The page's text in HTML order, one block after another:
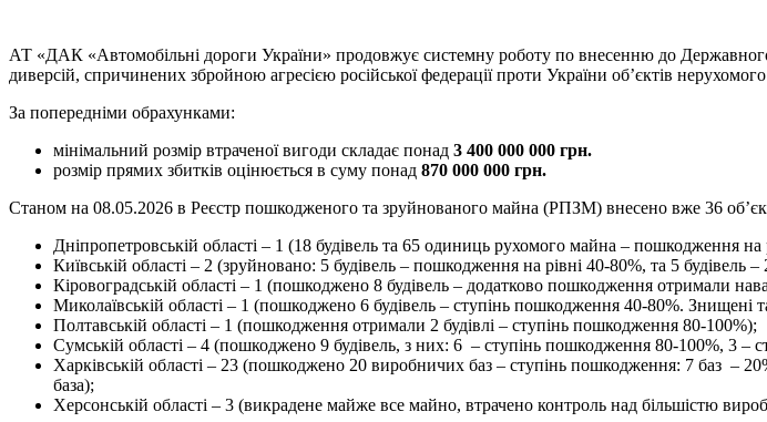
АТ «ДАК «Автомобільні дороги України» продовжує системну роботу по внесенню до
диверсій, спричинених збройною агресією російської федерації проти України об’єктів
За попередніми обрахунками:
мінімальний розмір втраченої вигоди складає понад 3 400 000 000 грн.
розмір прямих збитків оцінюється в суму понад 870 000 000 грн.
Станом на 08.05.2026 в Реєстр пошкодженого та зруйнованого майна (РПЗМ) внесено вже 36
Дніпропетровській області – 1 (18 будівель та 65 одиниць рухомого майна – пошкодження на
Київській області – 2 (зруйновано: 5 будівель – пошкодження на рівні 40-80%, та 5
Кіровоградській області – 1 (пошкоджено 8 будівель – додатково пошкодження отримали
Миколаївській області – 1 (пошкоджено 6 будівель – ступінь пошкодження 40-80%.
Полтавській області – 1 (пошкодження отримали 2 будівлі – ступінь пошкодження 80-100%);
Сумській області – 4 (пошкоджено 9 будівель, з них: 6 – ступінь пошкодження 80-100%,
Харківській області – 23 (пошкоджено 20 виробничих баз – ступінь пошкодження: 7 баз –
база);
Херсонській області – 3 (викрадене майже все майно, втрачено контроль над більшістю